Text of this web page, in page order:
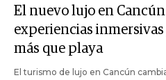
El nuevo lujo en
experiencias
más que playa
El turismo de lujo en Cancún